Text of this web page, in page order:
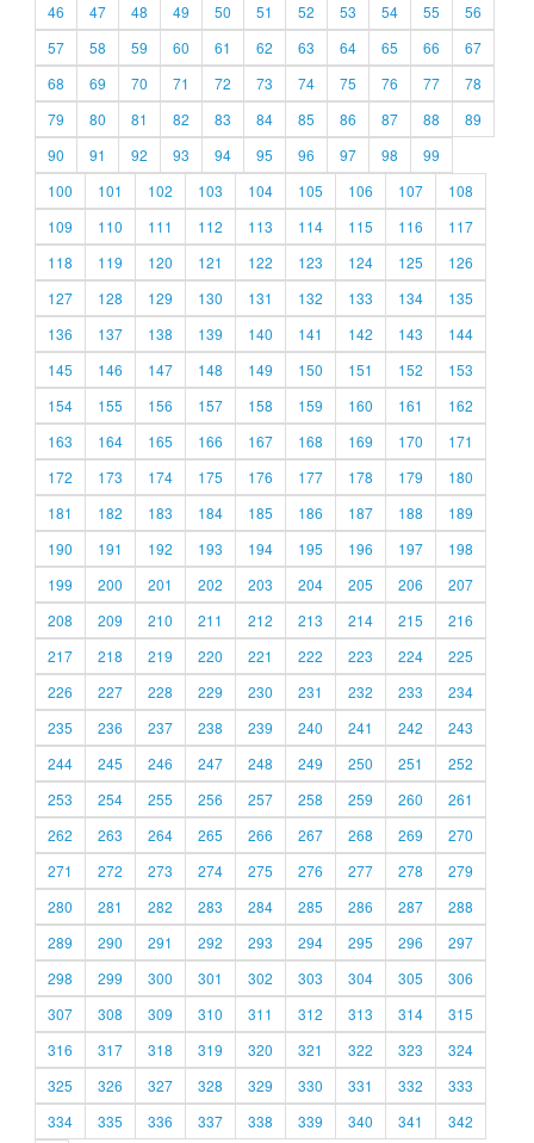
46
47 48 49 50 51 52 53 54 55
56
57
58 59 60 61 62 63 64 65 66
67
68
69 70 71 72 73 74 75 76 77
78
79
80 81 82 83 84 85 86 87 88
89
90
91 92 93 94 95 96 97 98
99
100
101 102 103 104 105 106 107
108
109
110 111 112 113 114 115 116
117
118
119 120 121 122 123 124 125
126
127
128 129 130 131 132 133 134
135
136
137 138 139 140 141 142 143
144
145
146 147 148 149 150 151 152
153
154
155 156 157 158 159 160 161
162
163
164 165 166 167 168 169 170
171
172
173 174 175 176 177 178 179
180
181
182 183 184 185 186 187 188
189
190
191 192 193 194 195 196 197
198
199
200 201 202 203 204 205 206
207
208
209 210 211 212 213 214 215
216
217
218 219 220 221 222 223 224
225
226
227 228 229 230 231 232 233
234
235
236 237 238 239 240 241 242
243
244
245 246 247 248 249 250 251
252
253
254 255 256 257 258 259 260
261
262
263 264 265 266 267 268 269
270
271
272 273 274 275 276 277 278
279
280
281 282 283 284 285 286 287
288
289
290 291 292 293 294 295 296
297
298
299 300 301 302 303 304 305
306
307
308 309 310 311 312 313 314
315
316
317 318 319 320 321 322 323
324
325
326 327 328 329 330 331 332
333
334
335 336 337 338 339 340 341 342